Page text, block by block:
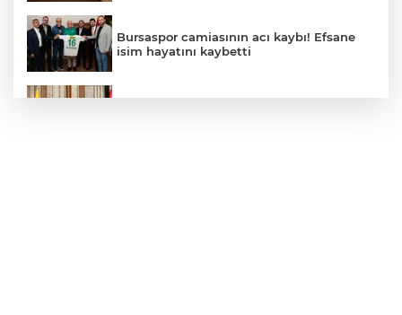
Bursaspor camiasının acı kaybı! Efsane
isim hayatını kaybetti